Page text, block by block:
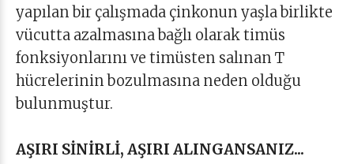
yapılan bir çalışmada çinkonun yaşla birlikte
vücutta azalmasına bağlı olarak timüs
fonksiyonlarını ve timüsten salınan T
hücrelerinin bozulmasına neden olduğu
bulunmuştur.
AŞIRI SİNİRLİ, AŞIRI ALINGANSANIZ...